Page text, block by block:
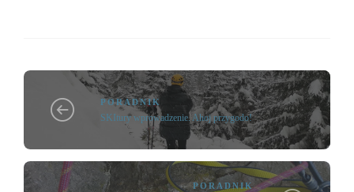
PORADNIK
SKItury wprowadzenie. Ahoj przygodo!
PORADNIK